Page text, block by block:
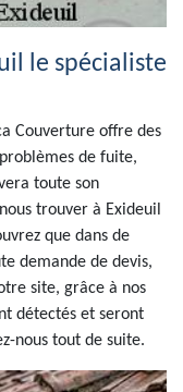
le spécialiste
Couverture offre des
de fuite,
toute son
trouver à Exideuil
que dans de
demande de devis,
site, grâce à nos
détectés et seront
nous tout de suite.